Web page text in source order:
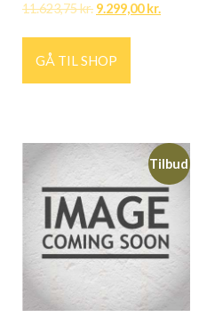
11.623,75kr. 9.299,00kr.
GÅ TIL SHOP
Tilbud